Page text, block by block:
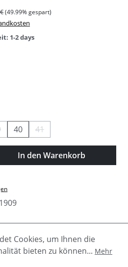
(49.99% gespart)
1-2 days
nicht verfügbar.)
nicht verfügbar.)
ist zurzeit nicht verfügbar.)
Option ist zurzeit nicht verfügbar.)
40 41(Diese Option ist zurzeit nicht
Gib den gewünschten
In den Warenkorb
ein hübsches Model mit
Cookies, um Ihnen die
bieten zu können... Mehr